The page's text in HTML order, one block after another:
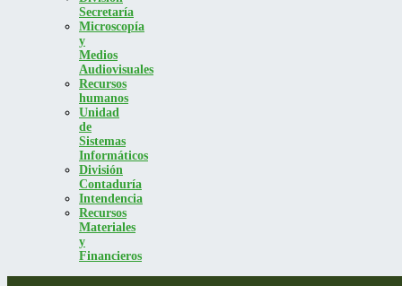
Secretaría
Microscopía
y
Medios
Audiovisuales
Recursos
humanos
Unidad
de
Sistemas
Informáticos
División
Contaduría
Intendencia
Recursos
Materiales
y
Financieros